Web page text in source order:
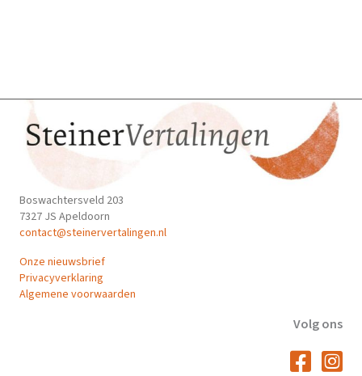
Boswachtersveld 203
7327 JS Apeldoorn
contact@steinervertalingen.nl
Onze nieuwsbrief
Privacyverklaring
Algemene voorwaarden
Volg ons